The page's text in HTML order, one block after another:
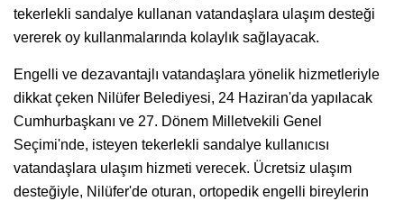
tekerlekli sandalye kullanan vatandaşlara ulaşım desteği
vererek oy kullanmalarında kolaylık sağlayacak.
Engelli ve dezavantajlı vatandaşlara yönelik hizmetleriyle
dikkat çeken Nilüfer Belediyesi, 24 Haziran'da yapılacak
Cumhurbaşkanı ve 27. Dönem Milletvekili Genel
Seçimi'nde, isteyen tekerlekli sandalye kullanıcısı
vatandaşlara ulaşım hizmeti verecek. Ücretsiz ulaşım
desteğiyle, Nilüfer'de oturan, ortopedik engelli bireylerin